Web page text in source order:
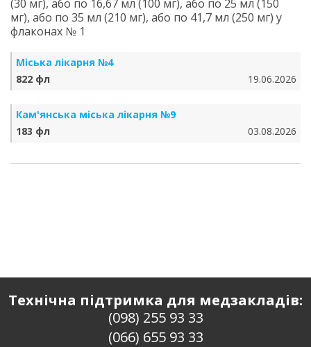
(30 мг), або по 16,67 мл (100 мг), або по 25 мл (150
мг), або по 35 мл (210 мг), або по 41,7 мл (250 мг) у
флаконах № 1
Міська лікарня №4
822 фл
19.06.2026
Кам'янська міська лікарня №9
183 фл
03.08.2026
Технічна підтримка для медзакладів:
(098) 255 93 33
(066) 655 93 33